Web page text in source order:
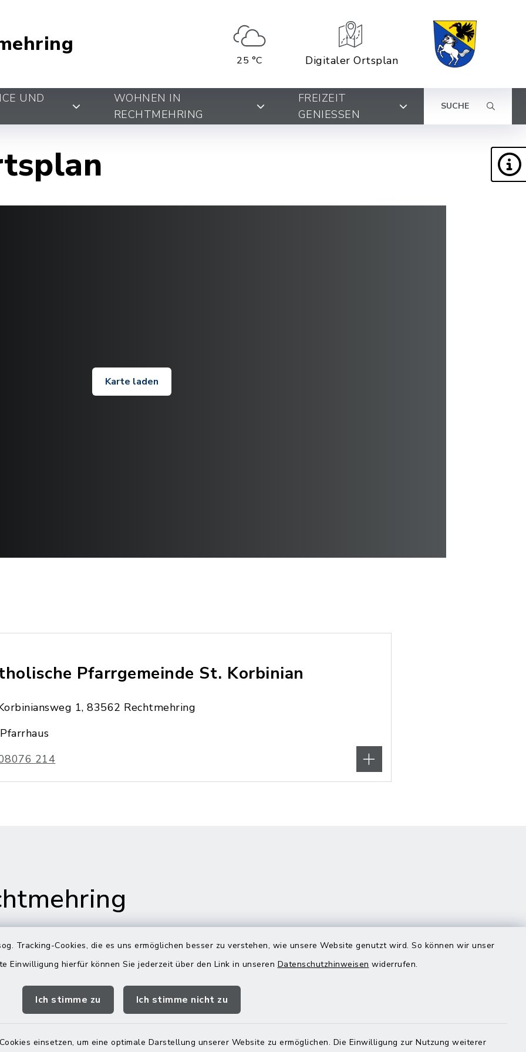
Tracking-Cookies, die es uns ermöglichen besser zu verstehen, wie unsere Website genutzt wird. So können wir unser
Einwilligung hierfür können Sie jederzeit über den Link in unseren Datenschutzhinweisen widerrufen.
Ich stimme zu Ich stimme nicht zu
einsetzen, um eine optimale Darstellung unserer Website zu ermöglichen. Die Einwilligung zur Nutzung weiterer
25 °C Digitaler Ortsplan
UND
WOHNEN IN
RECHTMEHRING
FREIZEIT
GENIESSEN
SUCHE
Karte laden
Pfarrgemeinde St. Korbinian
1, 83562 Rechtmehring
214
9166-0
Rathäuser
08:00-12:00 Uhr